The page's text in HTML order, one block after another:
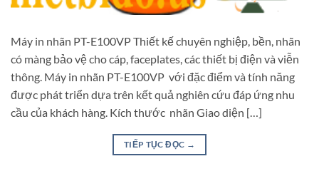
Máy in nhãn PT-E100VP Thiết kế chuyên nghiệp, bền, nhãn
có màng bảo vệ cho cáp, faceplates, các thiết bị điện và viễn
thông. Máy in nhãn PT-E100VP với đặc điểm và tính năng
được phát triển dựa trên kết quả nghiên cứu đáp ứng nhu
cầu của khách hàng. Kích thước nhãn Giao diện […]
TIẾP TỤC ĐỌC →